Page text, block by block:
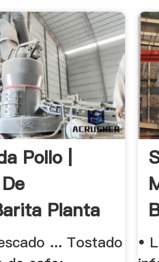
Pollo |
Planta
... Tostado
•